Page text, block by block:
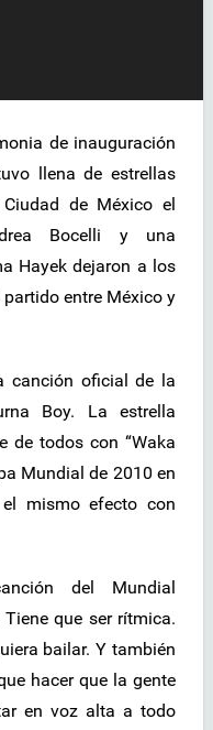
de inauguración
llena de estrellas
de México el
Bocelli y una
Hayek dejaron a los
entre México y
canción oficial de la
Boy. La estrella
de todos con “Waka
Mundial de 2010 en
mismo efecto con
del Mundial
que ser rítmica.
bailar. Y también
hacer que la gente
en voz alta a todo